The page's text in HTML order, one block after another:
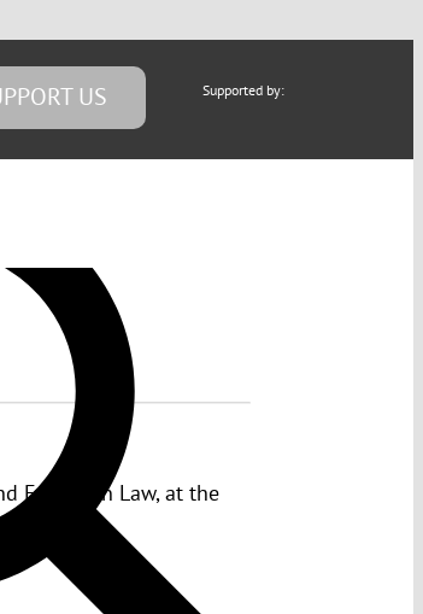
US Supported by:
European Law, at the